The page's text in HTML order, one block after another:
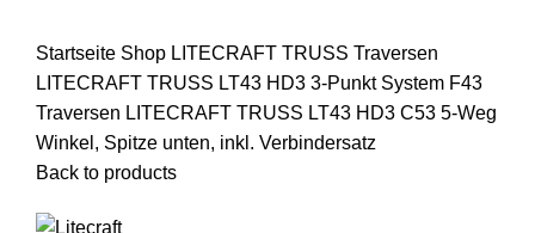
Startseite Shop LITECRAFT TRUSS Traversen
LITECRAFT TRUSS LT43 HD3 3-Punkt System F43
Traversen LITECRAFT TRUSS LT43 HD3 C53 5-Weg
Winkel, Spitze unten, inkl. Verbindersatz
Back to products